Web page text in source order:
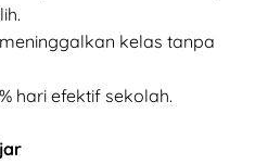
kelas tanpa
hari efektif sekolah.